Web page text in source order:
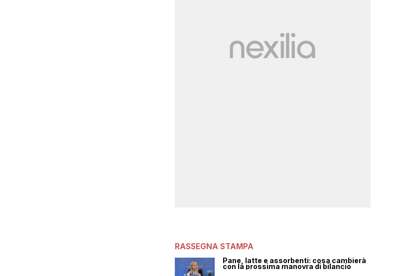
RASSEGNA STAMPA
Pane, latte e assorbenti: cosa cambierà
con la prossima manovra di bilancio